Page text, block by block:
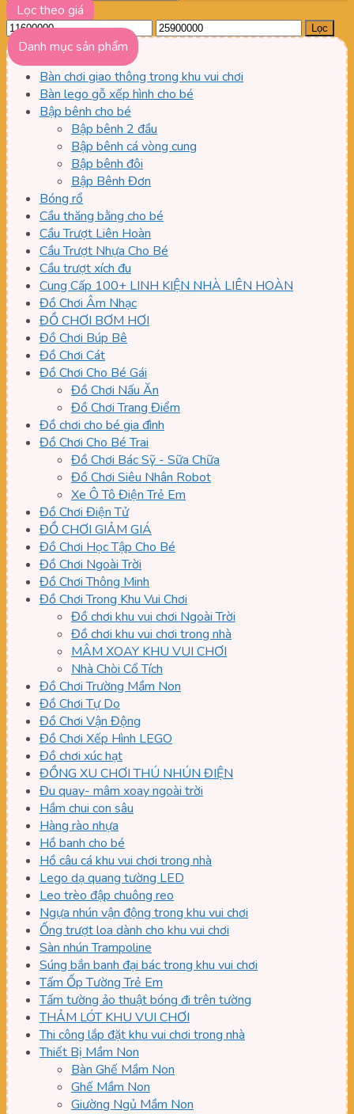
Lọc theo giá
Giá
tối
thiểu
Giá
Lọc
Danh mục sản phẩm
Bàn chơi giao thông trong khu vui chơi
Bàn lego gỗ xếp hình cho bé
Bập bênh cho bé
Bập bênh 2 đầu
Bập bênh cá vòng cung
Bập bênh đôi
Bập Bênh Đơn
Bóng rổ
Cầu thăng bằng cho bé
Cầu Trượt Liên Hoàn
Cầu Trượt Nhựa Cho Bé
Cầu trượt xích đu
Cung Cấp 100+ LINH KIỆN NHÀ LIÊN HOÀN
Đồ Chơi Âm Nhạc
ĐỒ CHƠI BƠM HƠI
Đồ Chơi Búp Bê
Đồ Chơi Cát
Đồ Chơi Cho Bé Gái
Đồ Chơi Nấu Ăn
Đồ Chơi Trang Điểm
Đồ chơi cho bé gia đình
Đồ Chơi Cho Bé Trai
Đồ Chơi Bác Sỹ - Sữa Chữa
Đồ Chơi Siêu Nhân Robot
Xe Ô Tô Điện Trẻ Em
Đồ Chơi Điện Tử
ĐỒ CHƠI GIẢM GIÁ
Đồ Chơi Học Tập Cho Bé
Đồ Chơi Ngoài Trời
Đồ Chơi Thông Minh
Đồ Chơi Trong Khu Vui Chơi
Đồ chơi khu vui chơi Ngoài Trời
Đồ chơi khu vui chơi trong nhà
MÂM XOAY KHU VUI CHƠI
Nhà Chòi Cổ Tích
Đồ Chơi Trường Mầm Non
Đồ Chơi Tự Do
Đồ Chơi Vận Động
Đồ Chơi Xếp Hình LEGO
Đồ chơi xúc hạt
ĐỒNG XU CHƠI THÚ NHÚN ĐIỆN
Đu quay- mâm xoay ngoài trời
Hầm chui con sâu
Hàng rào nhựa
Hồ banh cho bé
Hồ câu cá khu vui chơi trong nhà
Lego dạ quang tường LED
Leo trèo đập chuông reo
Ngựa nhún vận động trong khu vui chơi
Ống trượt loa dành cho khu vui chơi
Sàn nhún Trampoline
Súng bắn banh đại bác trong khu vui chơi
Tấm Ốp Tường Trẻ Em
Tấm tường ảo thuật bóng đi trên tường
THẢM LÓT KHU VUI CHƠI
Thi công lắp đặt khu vui chơi trong nhà
Thiết Bị Mầm Non
Bàn Ghế Mầm Non
Ghế Mầm Non
Giường Ngủ Mầm Non